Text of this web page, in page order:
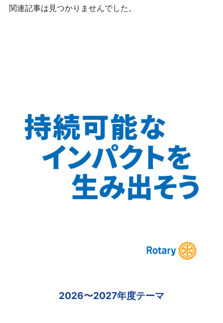
関連記事は見つかりませんでした。
2026〜2027年度テーマ